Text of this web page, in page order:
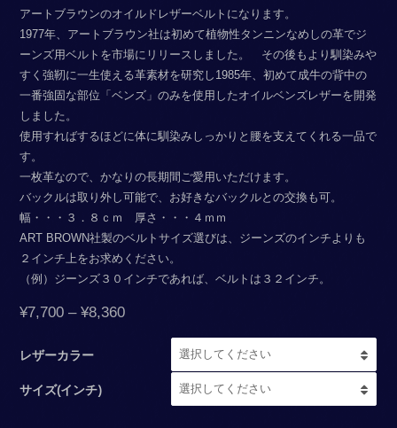
アートブラウンのオイルドレザーベルトになります。
1977年、アートブラウン社は初めて植物性タンニンなめしの革でジ
ーンズ用ベルトを市場にリリースしました。 その後もより馴染みや
すく強靭に一生使える革素材を研究し1985年、初めて成牛の背中の
一番強固な部位「ベンズ」のみを使用したオイルベンズレザーを開発
しました。
使用すればするほどに体に馴染みしっかりと腰を支えてくれる一品で
す。
一枚革なので、かなりの長期間ご愛用いただけます。
バックルは取り外し可能で、お好きなバックルとの交換も可。
幅・・・３．８ｃｍ 厚さ・・・４ｍｍ
ART BROWN社製のベルトサイズ選びは、ジーンズのインチよりも
２インチ上をお求めください。
（例）ジーンズ３０インチであれば、ベルトは３２インチ。
¥7,700 –¥8,360
レザーカラー
サイズ(インチ)